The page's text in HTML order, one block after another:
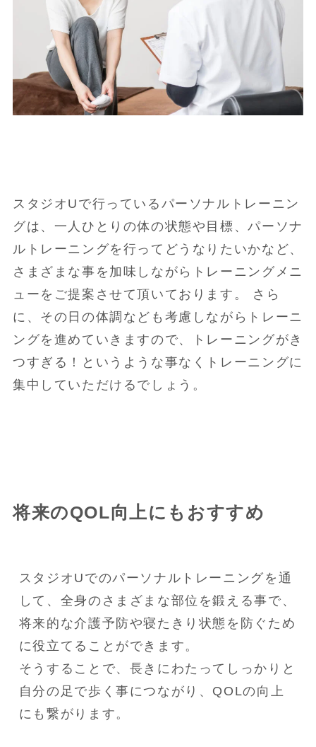
スタジオUで行っているパーソナルトレーニン
グは、一人ひとりの体の状態や目標、パーソナ
ルトレーニングを行ってどうなりたいかなど、
さまざまな事を加味しながらトレーニングメニ
ューをご提案させて頂いております。 さら
に、その日の体調なども考慮しながらトレーニ
ングを進めていきますので、トレーニングがき
つすぎる！というような事なくトレーニングに
集中していただけるでしょう。
将来のQOL向上にもおすすめ
スタジオUでのパーソナルトレーニングを通
して、全身のさまざまな部位を鍛える事で、
将来的な介護予防や寝たきり状態を防ぐため
に役立てることができます。
そうすることで、長きにわたってしっかりと
自分の足で歩く事につながり、QOLの向上
にも繋がります。